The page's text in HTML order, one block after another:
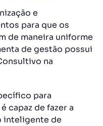
e
para que os
de maneira uniforme
de gestão possui
na
para
capaz de fazer a
inteligente de